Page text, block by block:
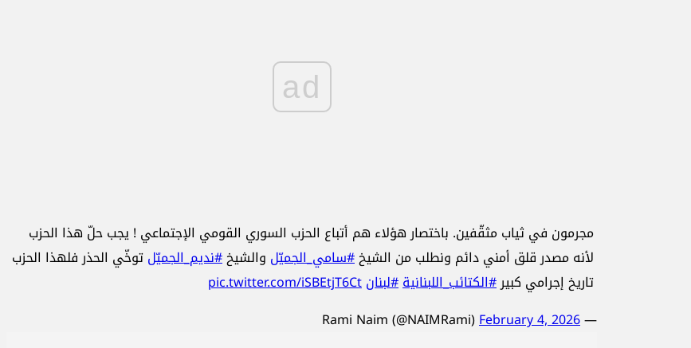
ad
مجرمون في ثياب مثقّفين. باختصار هؤلاء هم أتباع الحزب السوري القومي الإجتماعي ! يجب حلّ هذا الحزب
لأنه مصدر قلق أمني دائم ونطلب من الشيخ#سامي_الجميّل والشيخ#نديم_الجميّلتوخّي الحذر فلهذا الحزب
تاريخ إجرامي كبير#الكتائب_اللبنانية#لبنانpic.twitter.com/iSBEtjT6Ct
— Rami Naim (@NAIMRami)
February 4, 2026